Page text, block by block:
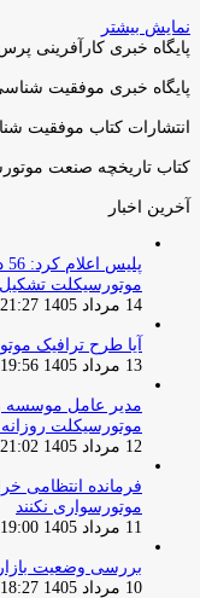
نمایش بیشتر
پایگاه خبری کارآفرینی
پایگاه خبری موفقیت
انتشارات کتاب موفقیت
کتاب تاریخچه صنعت
آخرین اخبار
موتورسیکلت
14 مرداد 1405 21:27
آیا طرح ترافیک
13 مرداد 1405 19:56
مدیر عامل موسسه
موتورسیکلت
12 مرداد 1405 21:02
فرمانده انتظامی
موتورسواری نکنند
11 مرداد 1405 19:00
بررسی وضعیت
10 مرداد 1405 18:27